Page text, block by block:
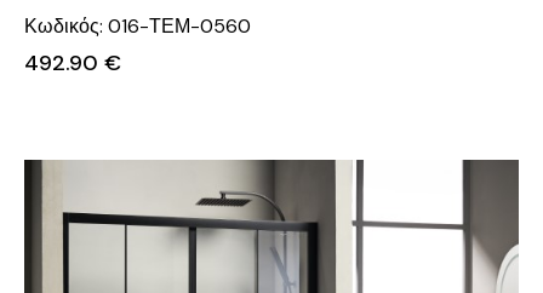
Κωδικός: 016-ΤΕΜ-0560
492.90 €